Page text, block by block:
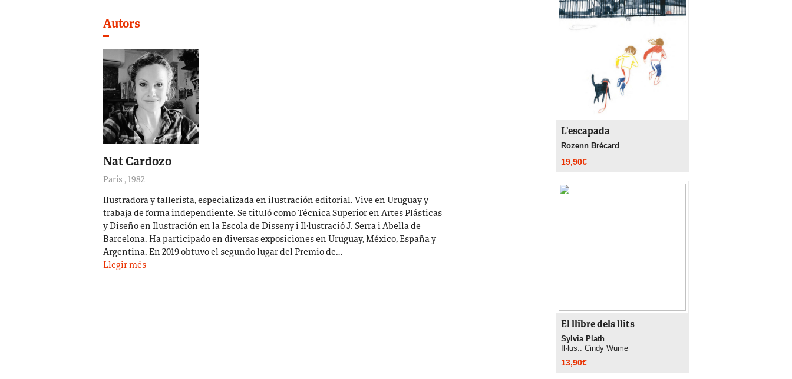
Autors
Nat Cardozo
París , 1982
Ilustradora y tallerista, especializada en ilustración editorial. Vive en Uruguay y
trabaja de forma independiente. Se tituló como Técnica Superior en Artes Plásticas
y Diseño en Ilustración en la Escola de Disseny i Il·lustració J. Serra i Abella de
Barcelona. Ha participado en diversas exposiciones en Uruguay, México, España y
Argentina. En 2019 obtuvo el segundo lugar del Premio de…
Llegir més
L’escapada
Rozenn Brécard
19,90€
El llibre dels llits
Sylvia Plath
Il·lus.: Cindy Wume
13,90€